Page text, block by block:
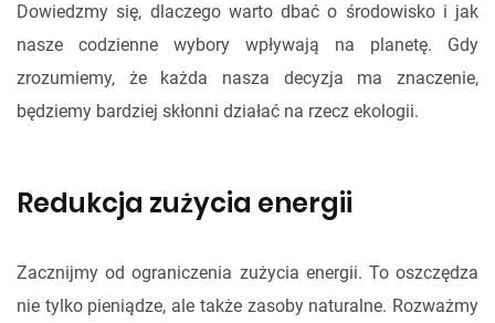
Dowiedzmy się, dlaczego warto dbać o środowisko i jak
nasze codzienne wybory wpływają na planetę. Gdy
zrozumiemy, że każda nasza decyzja ma znaczenie,
będziemy bardziej skłonni działać na rzecz ekologii.
Redukcja zużycia energii
Zacznijmy od ograniczenia zużycia energii. To oszczędza
nie tylko pieniądze, ale także zasoby naturalne. Rozważmy